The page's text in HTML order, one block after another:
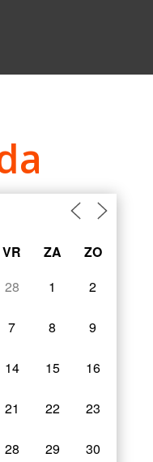
VR ZA
ZO
28 1 2
7 8 9
14 15 16
21 22 23
28 29 30